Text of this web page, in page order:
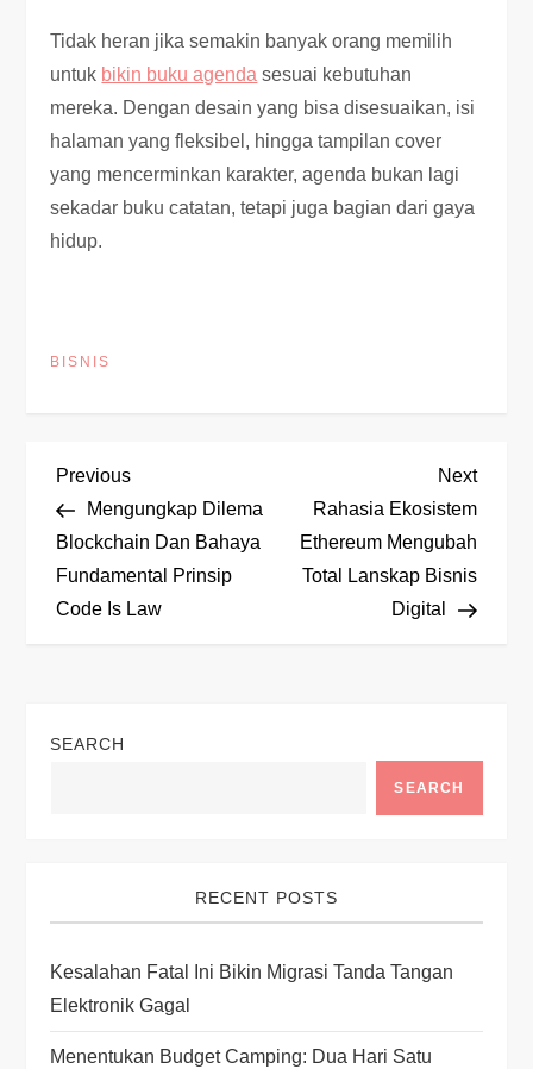
Tidak heran jika semakin banyak orang memilih
untuk bikin buku agenda sesuai kebutuhan
mereka. Dengan desain yang bisa disesuaikan, isi
halaman yang fleksibel, hingga tampilan cover
yang mencerminkan karakter, agenda bukan lagi
sekadar buku catatan, tetapi juga bagian dari gaya
hidup.
BISNIS
P
o
s
a
g
a
t
Previous
Post
Previous
Mengungkap Dilema
Blockchain Dan Bahaya
Fundamental Prinsip
Code Is Law
Next
Post
Next
Rahasia Ekosistem
Ethereum Mengubah
Total Lanskap Bisnis
Digital
SEARCH
SEARCH
RECENT POSTS
Kesalahan Fatal Ini Bikin Migrasi Tanda Tangan
Elektronik Gagal
Menentukan Budget Camping: Dua Hari Satu